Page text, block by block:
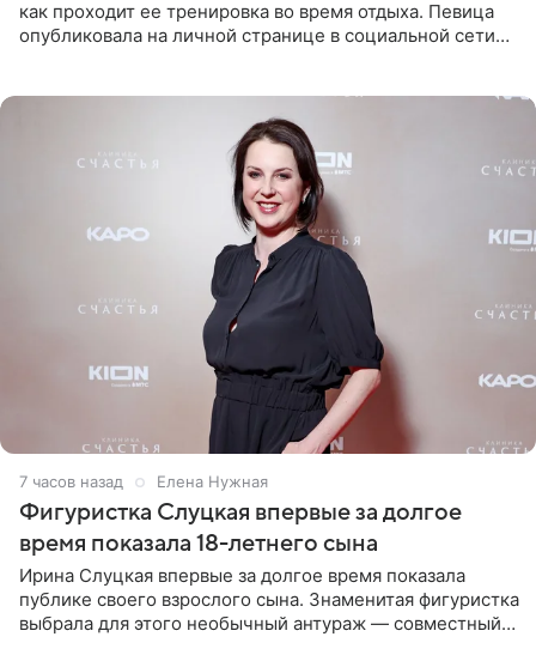
как проходит ее тренировка во время отдыха. Певица
опубликовала на личной странице в социальной сети
7 часов назад Елена Нужная
Фигуристка Слуцкая впервые за долгое
время показала 18-летнего сына
Ирина Слуцкая впервые за долгое время показала
публике своего взрослого сына. Знаменитая фигуристка
выбрала для этого необычный антураж — совместный